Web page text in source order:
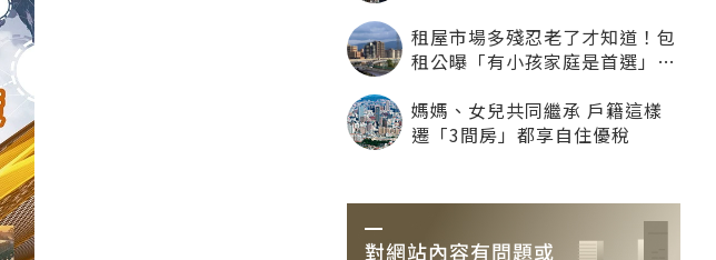
租屋市場多殘忍老了才知道！包
租公曝「有小孩家庭是首選」：
媽媽、女兒共同繼承 戶籍這樣
遷「3間房」都享自住優稅